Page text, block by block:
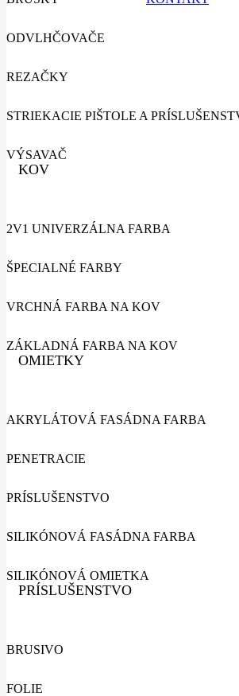
ODVLHČOVAČE
REZAČKY
STRIEKACIE PIŠTOLE A
VÝSAVAČ
KOV
2V1 UNIVERZÁLNA FARBA
ŠPECIALNÉ FARBY
VRCHNÁ FARBA NA KOV
ZÁKLADNÁ FARBA NA KOV
OMIETKY
AKRYLÁTOVÁ FASÁDNA FARBA
PENETRACIE
PRÍSLUŠENSTVO
SILIKÓNOVÁ FASÁDNA FARBA
SILIKÓNOVÁ OMIETKA
PRÍSLUŠENSTVO
BRUSIVO
FOLIE